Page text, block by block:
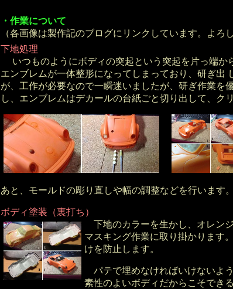
・作業について
（各画像は製作記のブログにリンクしています。よろ
下地処理
いつものようにボディの突起という突起を片っ端か
エンブレムが一体整形になってしまっており、研ぎ出
が、工作が必要なので一瞬迷いましたが、研ぎ作業を
し、エンブレムはデカールの台紙ごと切り出して、ク
あと、モールドの彫り直しや幅の調整などを行います。
ボディ塗装（裏打ち）
下地のカラーを生かし、オレン
マスキング作業に取り掛かります
けを防止します。
パテで埋めなければいけないよ
素性のよいボディだからこそでき